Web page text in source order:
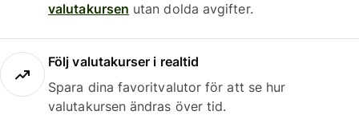
valutakursen utan dolda avgifter.
Följ valutakurser i realtid
Spara dina favoritvalutor för att se hur
valutakursen ändras över tid.